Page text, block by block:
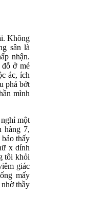
Không
sân là
nhận.
ở mé
ác, ích
phá bớt
mình
một
hàng 7,
thấy
x dính
tôi khỏi
giác
mấy
thầy